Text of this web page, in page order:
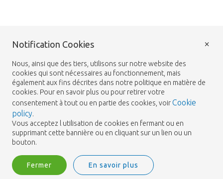
Notification Cookies
Nous, ainsi que des tiers, utilisons sur notre website des
cookies qui sont nécessaires au fonctionnement, mais
également aux fins décrites dans notre politique en matière de
cookies. Pour en savoir plus ou pour retirer votre
consentement à tout ou en partie des cookies, voirCookie
policy.
Vous acceptez l utilisation de cookies en fermant ou en
supprimant cette bannière ou en cliquant sur un lien ou un
bouton.
Fermer En savoir plus
×